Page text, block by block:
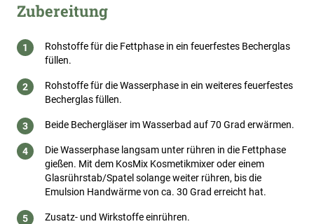
Zubereitung
Rohstoffe für die Fettphase in ein feuerfestes Becherglas
füllen.
Rohstoffe für die Wasserphase in ein weiteres feuerfestes
Becherglas füllen.
Beide Bechergläser im Wasserbad auf 70 Grad erwärmen.
Die Wasserphase langsam unter rühren in die Fettphase
gießen. Mit dem KosMix Kosmetikmixer oder einem
Glasrührstab/Spatel solange weiter rühren, bis die
Emulsion Handwärme von ca. 30 Grad erreicht hat.
Zusatz- und Wirkstoffe einrühren.